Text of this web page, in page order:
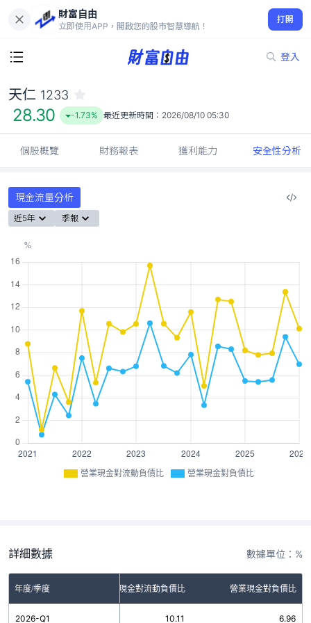
財富自由
立即使用APP，開啟您的股市智慧導航！
打開
登入
28.30
-1.73%
天仁 1233
28.30 -1.73% 最近更新時間： 2026/08/10 05:30
個股概覽 財務報表 獲利能力 安全性分析
現金流量分析
近5年 季報
營業現金對流動負債比 營業現金對負債比
詳細數據 數據單位：%
年度/季度 營業現金對流動負債比 營業現金對負債比
2026-Q1 10.11 6.96